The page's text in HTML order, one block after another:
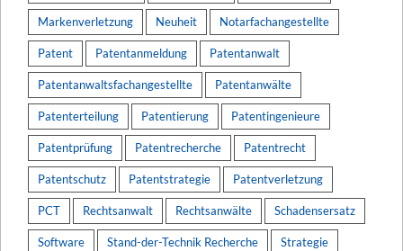
Markenverletzung Neuheit Notarfachangestellte
Patent Patentanmeldung Patentanwalt
Patentanwaltsfachangestellte Patentanwälte
Patenterteilung Patentierung Patentingenieure
Patentprüfung Patentrecherche Patentrecht
Patentschutz Patentstrategie Patentverletzung
PCT Rechtsanwalt Rechtsanwälte Schadensersatz
Software Stand-der-Technik Recherche Strategie